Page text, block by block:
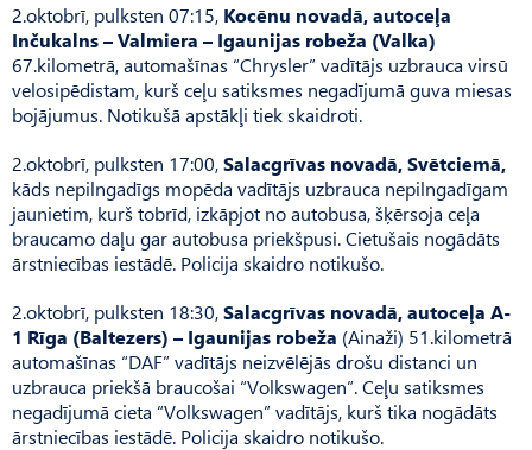
2.oktobrī, pulksten 07:15, Kocēnu novadā, autoceļa
Inčukalns – Valmiera – Igaunijas robeža (Valka)
67.kilometrā, automašīnas “Chrysler” vadītājs uzbrauca virsū
velosipēdistam, kurš ceļu satiksmes negadījumā guva miesas
bojājumus. Notikušā apstākļi tiek skaidroti.
2.oktobrī, pulksten 17:00,Salacgrīvas novadā, Svētciemā,
kāds nepilngadīgs mopēda vadītājs uzbrauca nepilngadīgam
jaunietim, kurš tobrīd, izkāpjot no autobusa, šķērsoja ceļa
braucamo daļu gar autobusa priekšpusi. Cietušais nogādāts
ārstniecības iestādē. Policija skaidro notikušo.
2.oktobrī, pulksten 18:30,Salacgrīvas novadā, autoceļa A-
1 Rīga (Baltezers) – Igaunijas robeža (Ainaži) 51.kilometrā
automašīnas “DAF” vadītājs neizvēlējās drošu distanci un
uzbrauca priekšā braucošai “Volkswagen”. Ceļu satiksmes
negadījumā cieta “Volkswagen” vadītājs, kurš tika nogādāts
ārstniecības iestādē. Policija skaidro notikušo.